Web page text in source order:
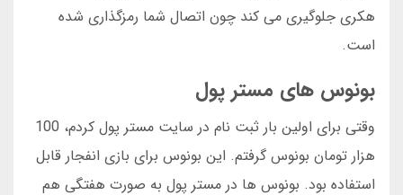
هکری جلوگیری می کند چون اتصال شما رمزگذاری شده
است.
بونوس های مستر پول
وقتی برای اولین بار ثبت نام در سایت مستر پول کردم، 100
هزار تومان بونوس گرفتم. این بونوس برای بازی انفجار قابل
استفاده بود. بونوس ها در مستر پول به صورت هفتگی هم